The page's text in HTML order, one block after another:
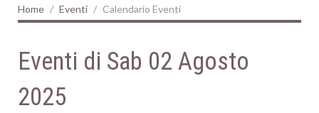
Home Eventi Calendario Eventi
Eventi di Sab 02 Agosto
2025